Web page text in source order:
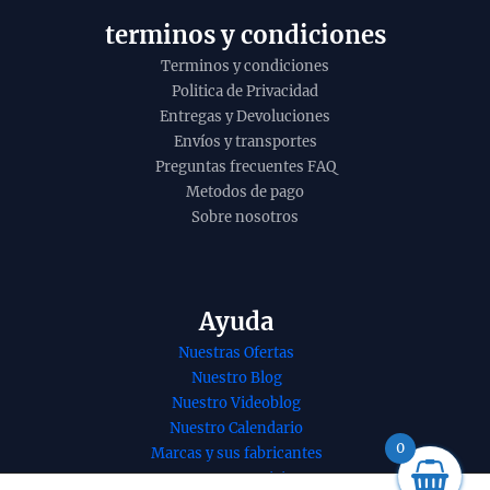
terminos y condiciones
Terminos y condiciones
Politica de Privacidad
Entregas y Devoluciones
Envíos y transportes
Preguntas frecuentes FAQ
Metodos de pago
Sobre nosotros
Ayuda
Nuestras Ofertas
Nuestro Blog
Nuestro Videoblog
Nuestro Calendario
Marcas y sus fabricantes
Nuestros Servicios
0
hecho a
para la combustión
de resinas
naturales en caja